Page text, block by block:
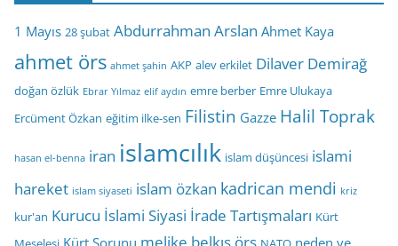
1 Mayıs 28 şubat Abdurrahman Arslan Ahmet Kaya
ahmet örs ahmet şahin AKP alev erkilet Dilaver Demirağ
doğan özlük Ebrar Yılmaz elif aydın emre berber Emre Ulukaya
Ercüment Özkan eğitim ilke-sen Filistin Gazze Halil Toprak
hasan el-benna iran islamcılık islam düşüncesi islami
hareket islam siyaseti islam özkan kadrican mendi kriz
kur'an Kurucu İslami Siyasi İrade Tartışmaları Kürt